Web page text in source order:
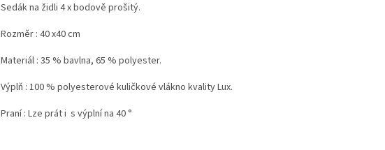
Sedák na židli 4 x bodově prošitý.
Rozměr : 40 x40 cm
Materiál : 35 % bavlna, 65 % polyester.
Výplň : 100 % polyesterové kuličkové vlákno kvality Lux.
Praní : Lze prát i s výplní na 40 °